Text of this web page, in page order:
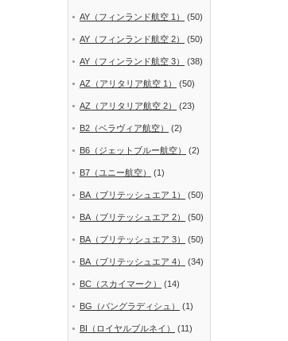
AY（フィンランド航空 1） (50)
AY（フィンランド航空 2） (50)
AY（フィンランド航空 3） (38)
AZ（アリタリア航空 1） (50)
AZ（アリタリア航空 2） (23)
B2（ベラヴィア航空） (2)
B6（ジェットブルー航空） (2)
B7（ユニー航空） (1)
BA（ブリテッシュエア 1） (50)
BA（ブリテッシュエア 2） (50)
BA（ブリテッシュエア 3） (50)
BA（ブリテッシュエア 4） (34)
BC（スカイマーク） (14)
BG（バングラディシュ） (1)
BI（ロイヤルブルネイ） (11)